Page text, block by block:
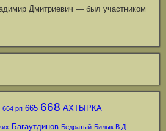
Дмитриевич — был участником
664 рп 665 668 АХТЫРКА
Багаутдинов Бедратый Билык В.Д.